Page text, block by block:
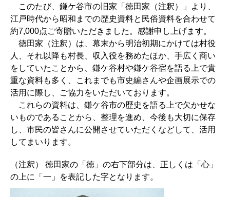
このたび、鎌ケ谷市の旧家「徳田家（注釈）」より、
江戸時代から昭和までの歴史資料と民俗資料を合わせて
約7,000点ご寄贈いただきました。感謝申し上げます。
徳田家（注釈）は、幕末から明治初期にかけては村役
人、それ以降も村長、収入役を務めたほか、手広く商い
をしていたことから、鎌ケ谷村や鎌ケ谷宿を語る上で貴
重な資料も多く、これまでも市史編さんや企画展示での
活用に際し、ご協力をいただいております。
これらの資料は、鎌ケ谷市の歴史を語る上で欠かせな
いものであることから、整理を進め、今後も大切に保存
し、市民の皆さんに公開させていただくなどして、活用
してまいります。
（注釈） 徳田家の「徳」の右下部分は、正しくは「心」
の上に「一」を表記した字となります。